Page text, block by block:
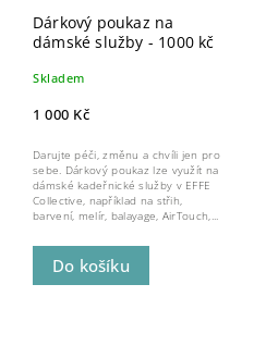
Dárkový poukaz na
dámské služby - 1000 kč
Skladem
1 000 Kč
Do košíku
Darujte péči, změnu a chvíli jen pro
sebe. Dárkový poukaz lze využít na
dámské kadeřnické služby v EFFE
Collective, například na střih,
barvení, melír, balayage, AirTouch,...